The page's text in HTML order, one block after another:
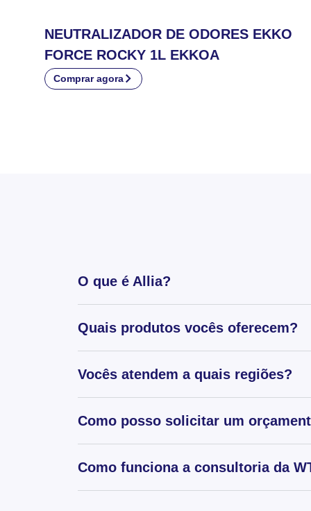
NEUTRALIZADOR DE ODORES EKKO
FORCE ROCKY 1L EKKOA
Comprar agora
O que é Allia?
Quais produtos vocês oferecem?
Vocês atendem a quais regiões?
Como posso solicitar um
Como funciona a consultoria da